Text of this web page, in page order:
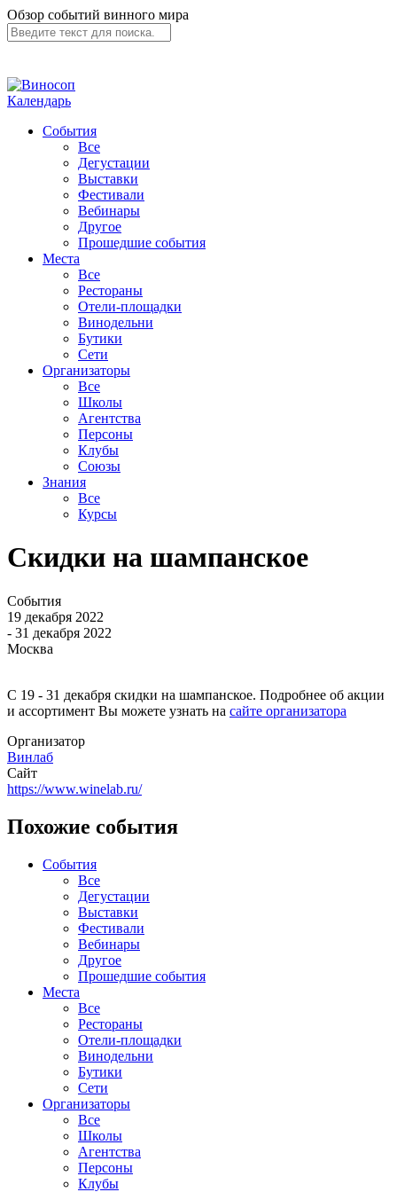
Обзор событий винного мира
Календарь
События
Все
Дегустации
Выставки
Фестивали
Вебинары
Другое
Прошедшие события
Места
Все
Рестораны
Отели-площадки
Винодельни
Бутики
Сети
Организаторы
Все
Школы
Агентства
Персоны
Клубы
Союзы
Знания
Все
Курсы
Скидки на шампанское
События
19 декабря 2022
- 31 декабря 2022
Москва
С 19 - 31 декабря скидки на шампанское. Подробнее об акции
и ассортимент Вы можете узнать на сайте организатора
Организатор
Винлаб
Сайт
https://www.winelab.ru/
Похожие события
События
Все
Дегустации
Выставки
Фестивали
Вебинары
Другое
Прошедшие события
Места
Все
Рестораны
Отели-площадки
Винодельни
Бутики
Сети
Организаторы
Все
Школы
Агентства
Персоны
Клубы